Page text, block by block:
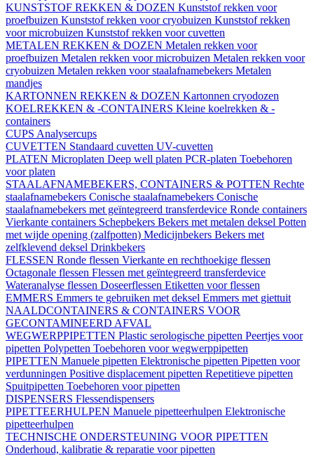
KUNSTSTOF REKKEN & DOZEN Kunststof rekken voor
proefbuizen Kunststof rekken voor cryobuizen Kunststof rekken
voor microbuizen Kunststof rekken voor cuvetten
METALEN REKKEN & DOZEN Metalen rekken voor
proefbuizen Metalen rekken voor microbuizen Metalen rekken voor
cryobuizen Metalen rekken voor staalafnamebekers Metalen
mandjes
KARTONNEN REKKEN & DOZEN Kartonnen cryodozen
KOELREKKEN & -CONTAINERS Kleine koelrekken & -
containers
CUPS Analysercups
CUVETTEN Standaard cuvetten UV-cuvetten
PLATEN Microplaten Deep well platen PCR-platen Toebehoren
voor platen
STAALAFNAMEBEKERS, CONTAINERS & POTTEN Rechte
staalafnamebekers Conische staalafnamebekers Conische
staalafnamebekers met geïntegreerd transferdevice Ronde containers
Vierkante containers Schepbekers Bekers met metalen deksel Potten
met wijde opening (zalfpotten) Medicijnbekers Bekers met
zelfklevend deksel Drinkbekers
FLESSEN Ronde flessen Vierkante en rechthoekige flessen
Octagonale flessen Flessen met geïntegreerd transferdevice
Wateranalyse flessen Doseerflessen Etiketten voor flessen
EMMERS Emmers te gebruiken met deksel Emmers met giettuit
NAALDCONTAINERS & CONTAINERS VOOR
GECONTAMINEERD AFVAL
WEGWERPPIPETTEN Plastic serologische pipetten Peertjes voor
pipetten Polypetten Toebehoren voor wegwerppipetten
PIPETTEN Manuele pipetten Elektronische pipetten Pipetten voor
verdunningen Positive displacement pipetten Repetitieve pipetten
Spuitpipetten Toebehoren voor pipetten
DISPENSERS Flessendispensers
PIPETTEERHULPEN Manuele pipetteerhulpen Elektronische
pipetteerhulpen
TECHNISCHE ONDERSTEUNING VOOR PIPETTEN
Onderhoud, kalibratie & reparatie voor pipetten